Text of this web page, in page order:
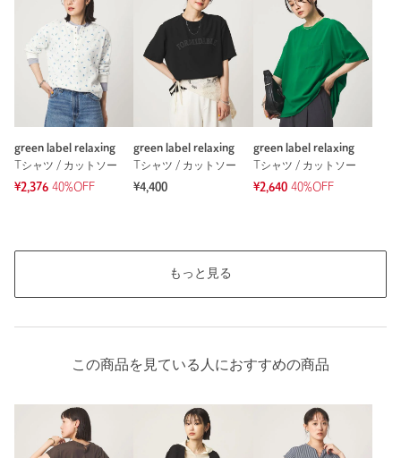
green label relaxing
Tシャツ / カットソー
¥2,376 40%OFF
green label relaxing
Tシャツ / カットソー
¥4,400
green label relaxing
Tシャツ / カットソー
¥2,640 40%OFF
もっと見る
この商品を見ている人におすすめの商品